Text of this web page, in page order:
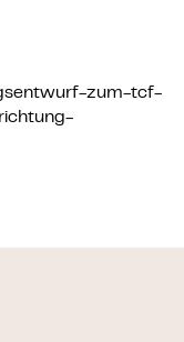
zum-tcf-